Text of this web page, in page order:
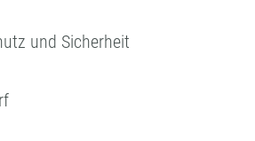
und Sicherheit